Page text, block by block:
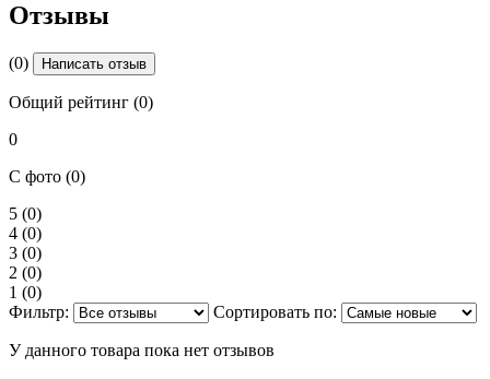
Отзывы
(0) Написать отзыв
Общий рейтинг (0)
0
С фото (0)
5 (0)
4 (0)
3 (0)
2 (0)
1 (0)
Фильтр:
Сортировать по:
У данного товара пока нет отзывов